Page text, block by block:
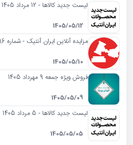
لیست جدید کالاها - 12 مرداد 1405
1405/05/12
مزایده آنلاین ایران آنتیک - شماره 196
1405/05/10
فروش ویژه جمعه 9 مهرداد 1405
1405/05/09
لیست جدید کالاها - 5 مرداد 1405
1405/05/05